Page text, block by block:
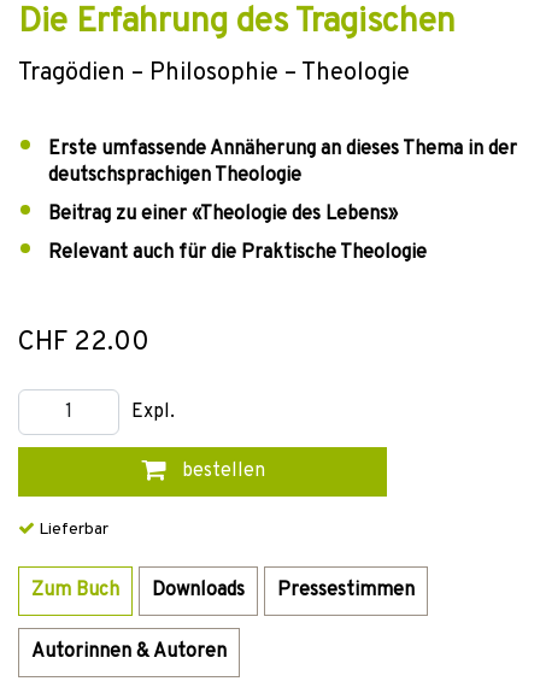
Die Erfahrung des Tragischen
Tragödien – Philosophie – Theologie
Erste umfassende Annäherung an dieses Thema in der
deutschsprachigen Theologie
Beitrag zu einer «Theologie des Lebens»
Relevant auch für die Praktische Theologie
CHF 22.00
Expl.
bestellen
Lieferbar
Zum Buch Downloads Pressestimmen
Autorinnen & Autoren